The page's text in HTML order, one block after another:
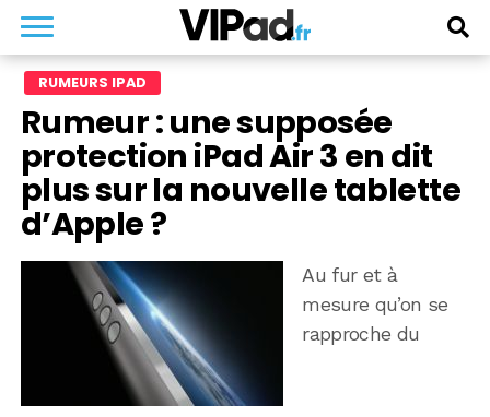
RUMEURS IPAD
Rumeur : une supposée
protection iPad Air 3 en dit
plus sur la nouvelle tablette
d’Apple ?
Au fur et à
mesure qu’on se
rapproche du